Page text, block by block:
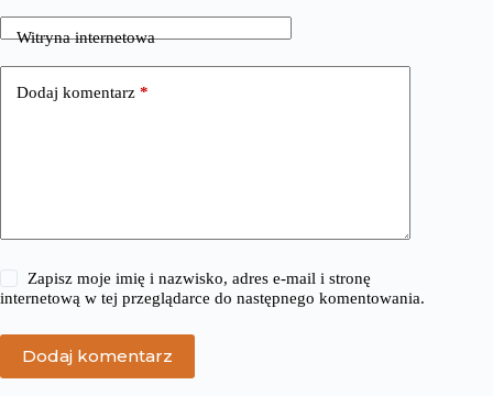
Witryna internetowa
Dodaj komentarz *
Zapisz moje imię i nazwisko, adres e-mail i stronę
internetową w tej przeglądarce do następnego komentowania.
Dodaj komentarz